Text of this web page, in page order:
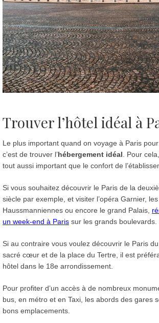
Trouver l’hôtel idéal à
Le plus important quand on voyage à Paris
c’est de trouver l’hébergement idéal. Pour
tout aussi important que le confort de
Si vous souhaitez découvrir le Paris de la
siècle par exemple, et visiter l’opéra Garnier,
Haussmanniennes ou encore le grand Palais,
un week-end à Paris sur les grands boulevards.
Si au contraire vous voulez découvrir le Paris
sacré cœur et de la place du Tertre, il est
hôtel dans le 18e arrondissement.
Pour profiter d’un accès à de nombreux
bus, en métro et en Taxi, les abords des gares
bons emplacements.